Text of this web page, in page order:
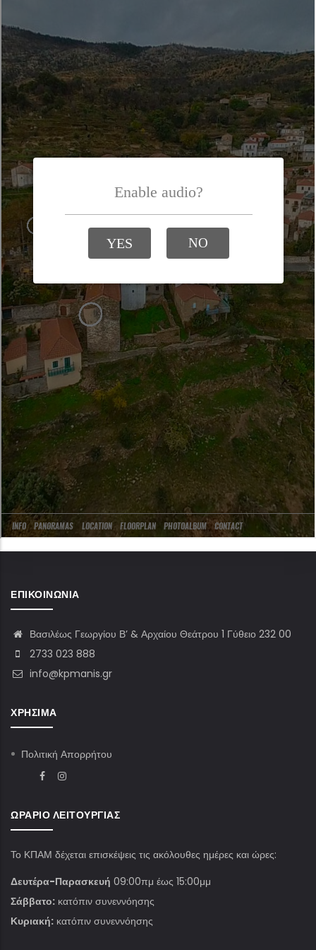
ΕΠΙΚΟΙΝΩΝΊΑ
Βασιλέως Γεωργίου Β’ & Αρχαίου Θεάτρου 1 Γύθειο 232 00
2733 023 888
info@kpmanis.gr
ΧΡΉΣΙΜΑ
Πολιτική Απορρήτου
ΩΡΆΡΙΟ ΛΕΙΤΟΥΡΓΊΑΣ
Το ΚΠΑΜ δέχεται επισκέψεις τις ακόλουθες ημέρες και ώρες:
Δευτέρα-Παρασκευή 09:00πμ έως 15:00μμ
Σάββατο: κατόπιν συνεννόησης
Κυριακή: κατόπιν συνεννόησης